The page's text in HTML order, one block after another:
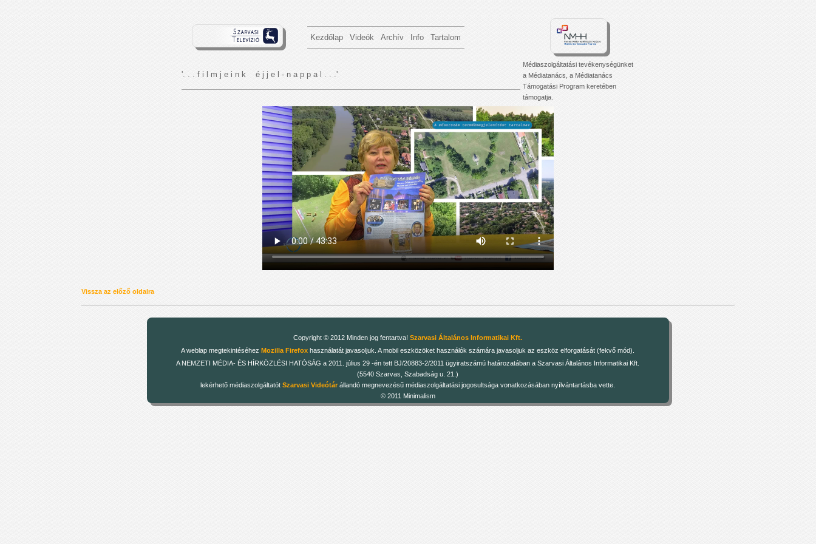
Kezdőlap Videók Archív Info Tartalom
'. . . f i l m j e i n k é j j e l - n a p p a l . . .'
Médiaszolgáltatási tevékenységünket
a Médiatanács, a Médiatanács
Támogatási Program keretében
támogatja.
Vissza az előző oldalra
Copyright © 2012 Minden jog fentartva!Szarvasi Általános Informatikai Kft.
A weblap megtekintéséhezMozilla Firefox használatát javasoljuk. A mobil eszközöket használók számára javasoljuk az eszköz elforgatását (fekvő mód).
A NEMZETI MÉDIA- ÉS HÍRKÖZLÉSI HATÓSÁG a 2011. július 29 -én tett BJ/20883-2/2011 ügyiratszámú határozatában a Szarvasi Általános Informatikai Kft.
(5540 Szarvas, Szabadság u. 21.)
lekérhető médiaszolgáltatótSzarvasi Videótár állandó megnevezésű médiaszolgáltatási jogosultsága vonatkozásában nyílvántartásba vette.
© 2011 Minimalism